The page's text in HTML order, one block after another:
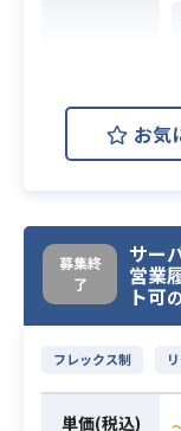
業務内容
お気
募集終
了
サー
営業
ト可
フレックス制
単価(税込)